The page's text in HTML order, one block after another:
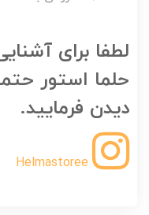
لطفا برای
حلما استور
دیدن فرمایید.
Helmastoree